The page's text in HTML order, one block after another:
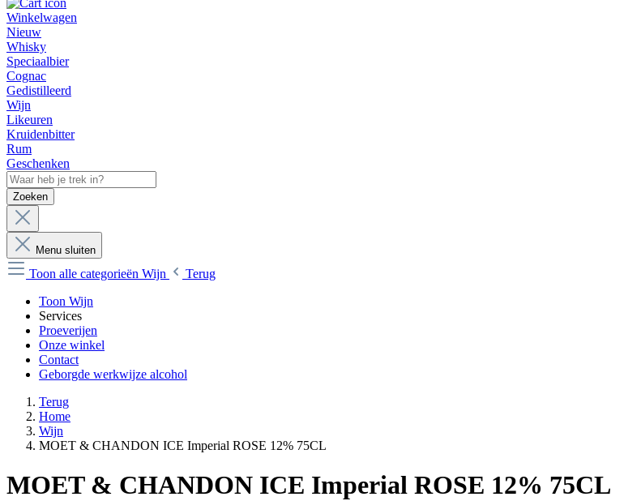
Winkelwagen
Nieuw
Whisky
Speciaalbier
Cognac
Gedistilleerd
Wijn
Likeuren
Kruidenbitter
Rum
Geschenken
Zoeken
Menu sluiten
Toon alle categorieën Wijn
Terug
Toon Wijn
Services
Proeverijen
Onze winkel
Contact
Geborgde werkwijze alcohol
Terug
Home
Wijn
MOET & CHANDON ICE Imperial ROSE 12% 75CL
MOET & CHANDON ICE Imperial ROSE 12% 75CL